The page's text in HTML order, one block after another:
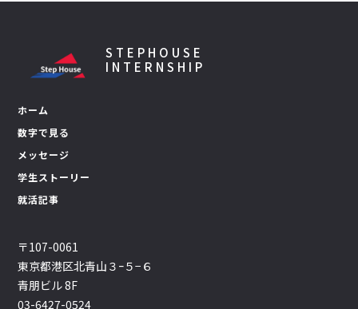
STEPHOUSE
INTERNSHIP
ホーム
数字で見る
メッセージ
学生ストーリー
就活記事
〒107-0061
東京都港区北青山３ｰ５−６
青朋ビル 8F
03-6427-0524